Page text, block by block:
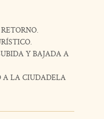
Y BAJADA A
A LA CIUDADELA